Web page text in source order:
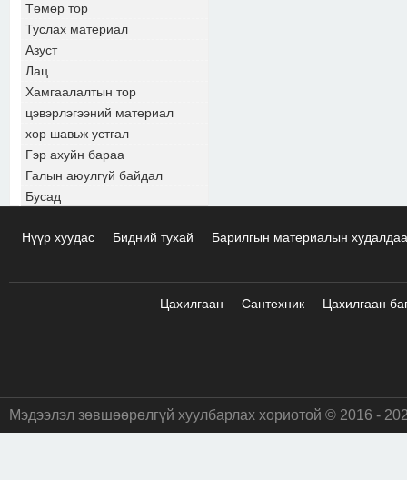
Төмөр тор
Туслах материал
Азуст
Лац
Хамгаалалтын тор
цэвэрлэгээний материал
хор шавьж устгал
Гэр ахуйн бараа
Галын аюулгүй байдал
Бусад
Нүүр хуудас Бидний тухай Барилгын материалын
Цахилгаан Сантехник Цахилгаан
Мэдээлэл зөвшөөрөлгүй хуулбарлах хориотой © 2016 -